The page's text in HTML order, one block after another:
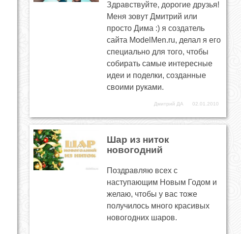
Здравствуйте, дорогие друзья!
Меня зовут Дмитрий или
просто Дима :) я создатель
сайта ModelMen.ru, делал я его
специально для того, чтобы
собирать самые интересные
идеи и поделки, созданные
своими руками.
Дмитрий ДА 02.01.2010
Шар из ниток
новогодний
Поздравляю всех с
наступающим Новым Годом и
желаю, чтобы у вас тоже
получилось много красивых
новогодних шаров.